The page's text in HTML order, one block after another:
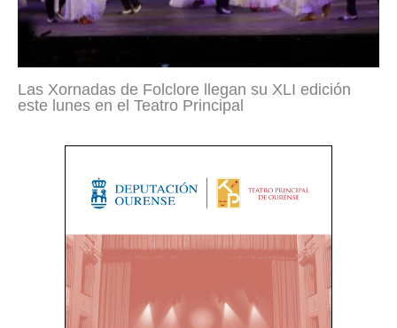
Las Xornadas de Folclore llegan su XLI edición
este lunes en el Teatro Principal